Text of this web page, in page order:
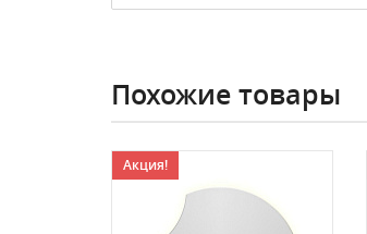
Похожие товары
Акция!